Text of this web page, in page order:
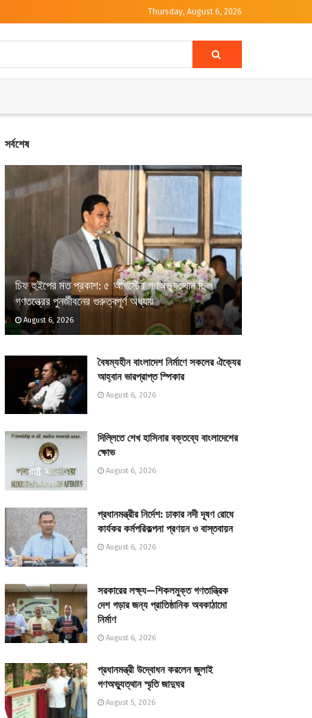
Thursday, August 6, 2026
সর্বশেষ
চিফ হুইপের মত প্রকাশ: ৫ আগস্টের গণঅভ্যুত্থান ছিল
গণতন্ত্রের পুনর্জীবনের গুরুত্বপূর্ণ অধ্যায়
August 6, 2026
বৈষম্যহীন বাংলাদেশ নির্মাণে সকলের ঐক্যের
আহ্বান ভারপ্রাপ্ত স্পিকার
August 6, 2026
দিল্লিতে শেখ হাসিনার বক্তব্যে বাংলাদেশের
ক্ষোভ
August 6, 2026
প্রধানমন্ত্রীর নির্দেশ: ঢাকার নদী দূষণ রোধে
কার্যকর কর্মপরিকল্পনা প্রণয়ন ও বাস্তবায়ন
August 6, 2026
সরকারের লক্ষ্য—শিকলমুক্ত গণতান্ত্রিক
দেশ গড়ার জন্য প্রাতিষ্ঠানিক অবকাঠামো
নির্মাণ
August 6, 2026
প্রধানমন্ত্রী উদ্বোধন করলেন জুলাই
গণঅভ্যুত্থান স্মৃতি জাদুঘর
August 5, 2026